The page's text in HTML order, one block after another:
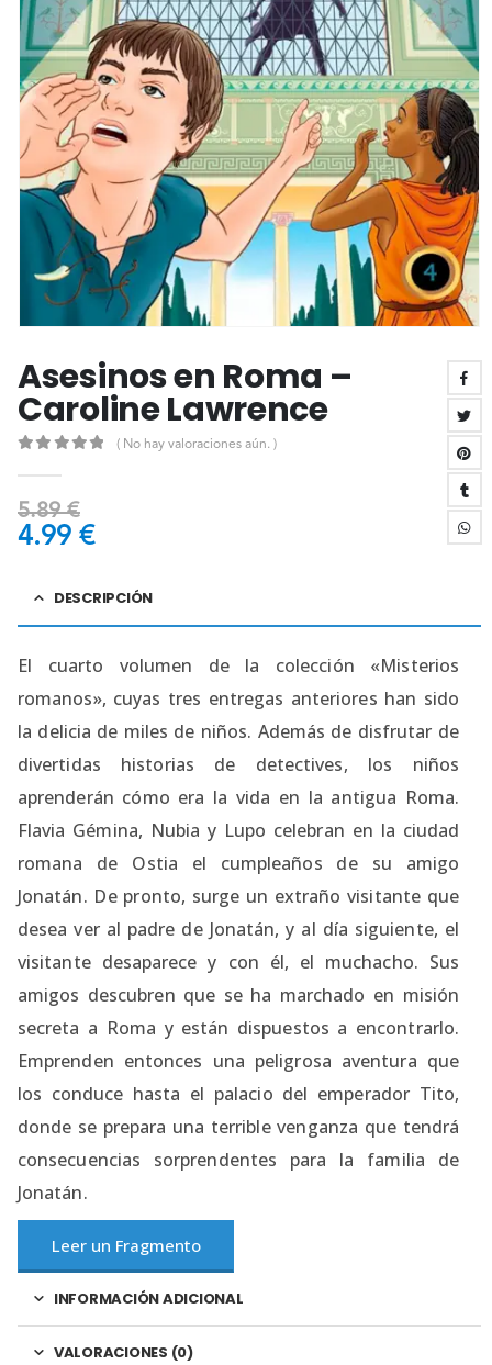
Asesinos en Roma –
Caroline Lawrence
( No hay valoraciones aún. )
5.89€
4.99 €
DESCRIPCIÓN
El cuarto volumen de la colección «Misterios
romanos», cuyas tres entregas anteriores han sido
la delicia de miles de niños. Además de disfrutar de
divertidas historias de detectives, los niños
aprenderán cómo era la vida en la antigua Roma.
Flavia Gémina, Nubia y Lupo celebran en la ciudad
romana de Ostia el cumpleaños de su amigo
Jonatán. De pronto, surge un extraño visitante que
desea ver al padre de Jonatán, y al día siguiente, el
visitante desaparece y con él, el muchacho. Sus
amigos descubren que se ha marchado en misión
secreta a Roma y están dispuestos a encontrarlo.
Emprenden entonces una peligrosa aventura que
los conduce hasta el palacio del emperador Tito,
donde se prepara una terrible venganza que tendrá
consecuencias sorprendentes para la familia de
Jonatán.
Leer un Fragmento
INFORMACIÓN ADICIONAL
VALORACIONES (0)